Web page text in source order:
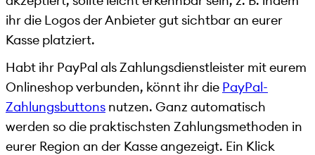
ihr die Logos der Anbieter gut sichtbar an eurer
Kasse platziert.
Habt ihr PayPal als Zahlungsdienstleister mit eurem
Onlineshop verbunden, könnt ihr die PayPal-
Zahlungsbuttons nutzen. Ganz automatisch
werden so die praktischsten Zahlungsmethoden in
eurer Region an der Kasse angezeigt. Ein Klick